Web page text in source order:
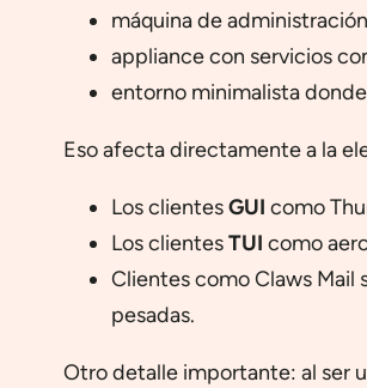
máquina de
appliance con servicios
entorno minimalista
Eso afecta directamente a la
Los clientesGUI como
Los clientesTUI como
Clientes como Claws Mail
pesadas.
Otro detalle importante: al ser